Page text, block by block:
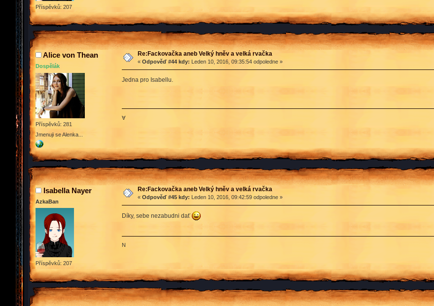
Příspěvků: 207
Alice von Thean
Dospělák
Příspěvků: 281
Jmenuji se Alenka...
Re:Fackovačka aneb Velký hněv a velká rvačka
« Odpověď #44 kdy: Leden 10, 2016, 09:35:54 odpoledne »
Jedna pro Isabellu.
∀
Isabella Nayer
AzkaBan
Příspěvků: 207
Re:Fackovačka aneb Velký hněv a velká rvačka
« Odpověď #45 kdy: Leden 10, 2016, 09:42:59 odpoledne »
Díky, sebe nezabudni dať
N